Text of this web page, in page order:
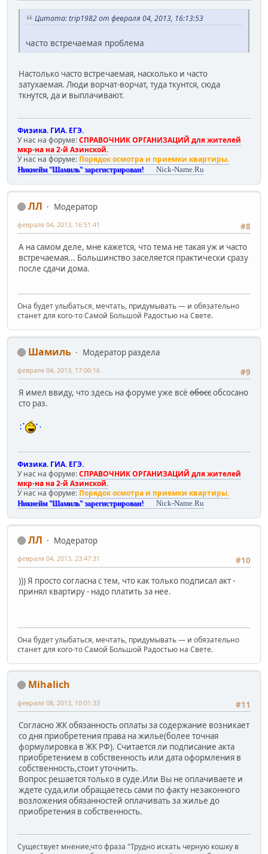
Цитата: trip1982 от февраля 04, 2013, 16:13:53
часто встречаемая проблема
Настолько часто встречаемая, насколько и часто
затухаемая. Люди ворчат-ворчат, туда ткунтся, сюда
ткнутся, да и выплачивают.
Физика. ГИА. ЕГЭ.
У нас на форуме:СПРАВОЧНИК ОРГАНИЗАЦИЙ для жителей
мкр-на на 2-й Азинской.
У нас на форуме: Порядок осмотра и приемки квартиры.
Никнейм "Шамиль" зарегистрирован! Nick-Name.Ru
ЛЛ
Модератор
#8
февраля 04, 2013, 16:51:41
А на самом деле, мне кажется, что тема не такая уж и часто
встречаемая... Большинство заселяется практически сразу
после сдачи дома.
Она будет улыбаться, мечтать, придумывать — и обязательно
станет для кого-то Самой Большой Радостью на Свете.
Шамиль
Модератор раздела
#9
февраля 04, 2013, 17:00:16
Я имел ввиду, что здесь на форуме уже всё обоссобсосано
сто раз.
Физика. ГИА. ЕГЭ.
У нас на форуме:СПРАВОЧНИК ОРГАНИЗАЦИЙ для жителей
мкр-на на 2-й Азинской.
У нас на форуме: Порядок осмотра и приемки квартиры.
Никнейм "Шамиль" зарегистрирован! Nick-Name.Ru
ЛЛ
Модератор
#10
февраля 04, 2013, 23:47:31
))) Я просто согласна с тем, что как только подписал акт -
принял квартиру - надо платить за нее.
Она будет улыбаться, мечтать, придумывать — и обязательно
станет для кого-то Самой Большой Радостью на Свете.
Mihalich
#11
февраля 08, 2013, 10:01:33
Согласно ЖК обязанность оплаты за содержание возникает
со дня приобретения права на жилье(более точная
формулировка в ЖК РФ). Считается ли подписание акта
приобретением в собственность или дата оформления в
собственность,стоит уточнить.
Вопрос решается только в суде.Или Вы не оплачиваете и
ждете суда,или обращаетесь сами по факту незаконного
возложения обязанностей оплачивать за жилье до
приобретения в собственность.
Существует мнение,что фраза "Трудно искать черную кошку в